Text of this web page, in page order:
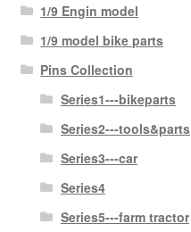
1/9 Engin model
1/9 model bike parts
Pins Collection
Series1---bikeparts
Series2---tools&parts
Series3---car
Series4
Series5---farm tractor